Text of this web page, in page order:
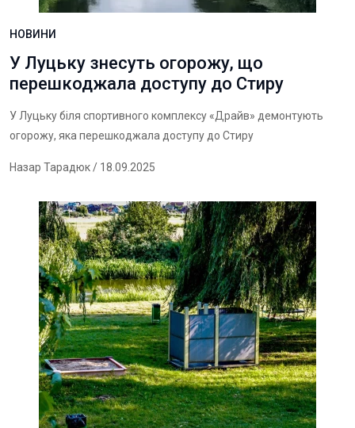
НОВИНИ
У Луцьку знесуть огорожу, що
перешкоджала доступу до Стиру
У Луцьку біля спортивного комплексу «Драйв» демонтують
огорожу, яка перешкоджала доступу до Стиру
Назар Тарадюк/ 18.09.2025